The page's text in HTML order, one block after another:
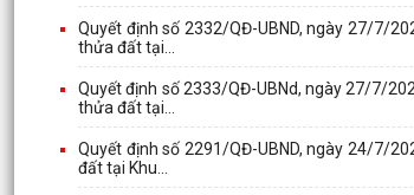
Quyết định số 2332/QĐ-UBND, ngày 27/7/
thửa đất tại...
Quyết định số 2333/QĐ-UBNd, ngày 27/7/
thửa đất tại...
Quyết định số 2291/QĐ-UBND, ngày 24/7/
đất tại Khu...